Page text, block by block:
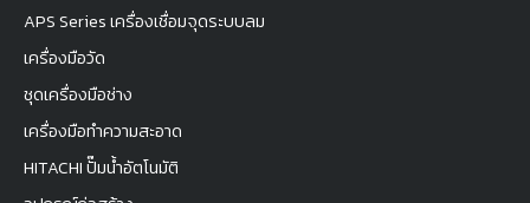
APS Series เครื่องเชื่อมจุดระบบลม
เครื่องมือวัด
ชุดเครื่องมือช่าง
เครื่องมือทำความสะอาด
HITACHI ปั๊มน้ำอัตโนมัติ